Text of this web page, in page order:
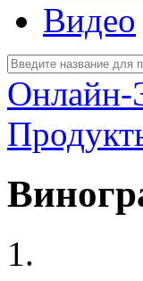
Видео
Онлайн-